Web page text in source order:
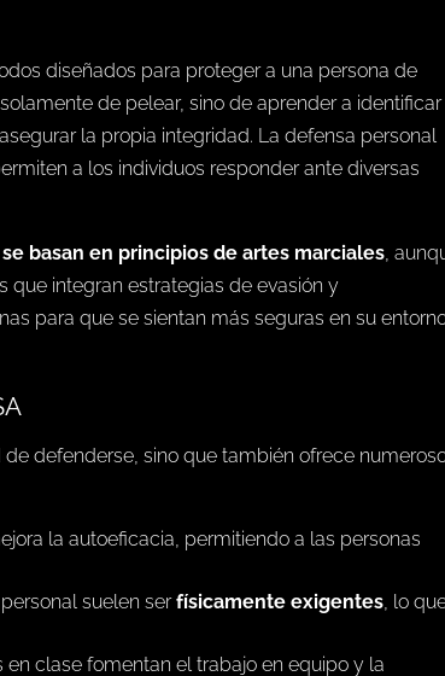
diseñados para proteger a una persona de
de pelear, sino de aprender a identificar
la propia integridad. La defensa personal
a los individuos responder ante diversas
basan en principios de artes marciales,
integran estrategias de evasión y
para que se sientan más seguras en su
defenderse, sino que también ofrece
la autoeficacia, permitiendo a las personas
suelen serfísicamente exigentes, lo
clase fomentan el trabajo en equipo y la